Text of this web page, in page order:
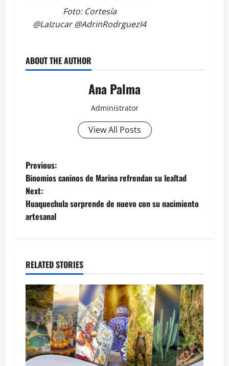
Foto: Cortesía
@LaIzucar @AdrinRodrguezI4
ABOUT THE AUTHOR
Ana Palma
Administrator
View All Posts
Post
navigation
Previous:
Binomios caninos de Marina refrendan su lealtad
Next:
Huaquechula sorprende de nuevo con su nacimiento
artesanal
RELATED STORIES